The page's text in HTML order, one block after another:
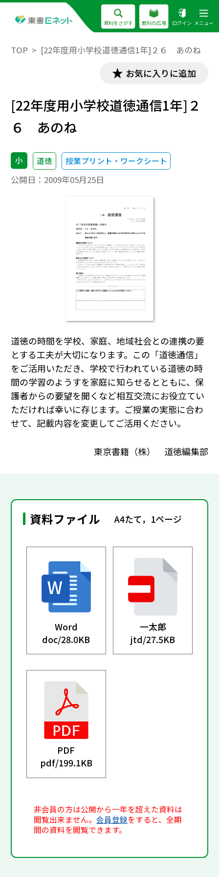
資料をさがす 教科の広場 ログイン メニュー
TOP [22年度用小学校道徳通信1年]２６ あのね
お気に入りに追加
[22年度用小学校道徳通信1年]２
６ あのね
小 道徳 授業プリント・ワークシート
公開日： 2009年05月25日
道徳の時間を学校、家庭、地域社会との連携の要
とする工夫が大切になります。この「道徳通信」
をご活用いただき、学校で行われている道徳の時
間の学習のようすを家庭に知らせるとともに、保
護者からの要望を聞くなど相互交流にお役立てい
ただければ幸いに存じます。ご授業の実態に合わ
せて、記載内容を変更してご活用ください。
東京書籍（株） 道徳編集部
資料ファイル A4たて，1ページ
Word
doc/28.0KB
一太郎
jtd/27.5KB
PDF
pdf/199.1KB
非会員の方は公開から一年を超えた資料は
閲覧出来ません。会員登録をすると、全期
間の資料を閲覧できます。